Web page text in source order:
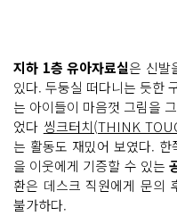
지하 1층 유아자료실은 신발
있다. 두둥실 떠다니는 듯한
는 아이들이 마음껏 그림을
었다 씽크터치(THINK
는 활동도 재밌어 보였다.
을 이웃에게 기증할 수 있는
환은 데스크 직원에게 문의
불가하다.